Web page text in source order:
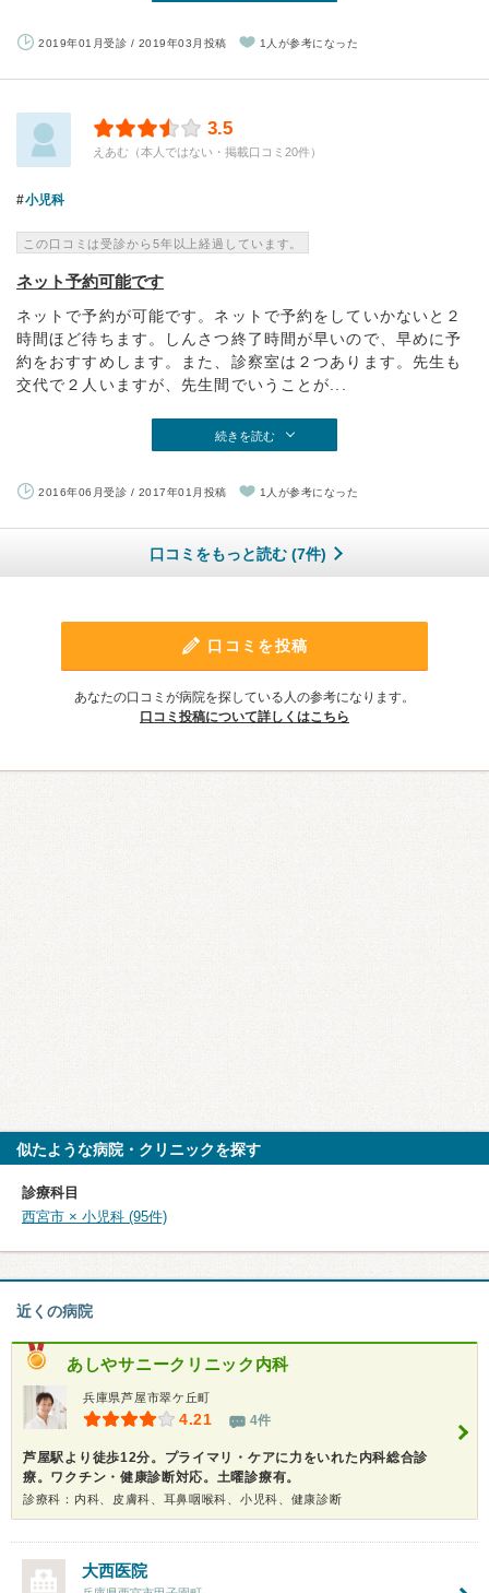
2019年01月受診 / 2019年03月投稿 1人が参考になった
3.5
えあむ（本人ではない・掲載口コミ20件）
小児科
この口コミは受診から5年以上経過しています。
ネット予約可能です
ネットで予約が可能です。ネットで予約をしていかないと２
時間ほど待ちます。しんさつ終了時間が早いので、早めに予
約をおすすめします。また、診察室は２つあります。先生も
交代で２人いますが、先生間でいうことが...
続きを読む
2016年06月受診 / 2017年01月投稿 1人が参考になった
口コミをもっと読む (7件)
口コミを投稿
あなたの口コミが病院を探している人の参考になります。
口コミ投稿について詳しくはこちら
似たような病院・クリニックを探す
診療科目
西宮市 × 小児科 (95件)
近くの病院
あしやサニークリニック内科
兵庫県芦屋市翠ケ丘町
4.21 4件
芦屋駅より徒歩12分。プライマリ・ケアに力をいれた内科総合診
療。ワクチン・健康診断対応。土曜診療有。
診療科：内科、皮膚科、耳鼻咽喉科、小児科、健康診断
大西医院